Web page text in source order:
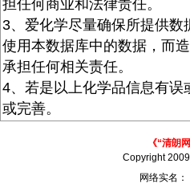
担任何商业和法律责任。
3、爱化学尽量确保所提供
使用本数据库中的数据，而
承担任何相关责任。
4、若是以上化学品信息有误
或完善。
《“清朗
Copyright
网络实名：